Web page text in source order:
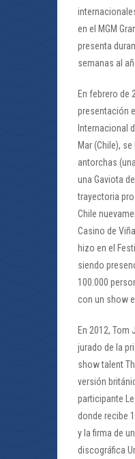
en el MGM
presenta
semanas al
En febrero de
presentación
Internacional
Mar (Chile),
antorchas
una Gaviota
trayectoria
Chile
Casino de
hizo en el
siendo
100.000
con un show
En 2012,
jurado de la
show talent
versión
participante
donde recibe
y la firma de
discográfica